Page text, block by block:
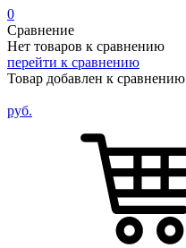
0
Сравнение
Нет товаров к сравнению
перейти к сравнению
Товар добавлен к сравнению
руб.